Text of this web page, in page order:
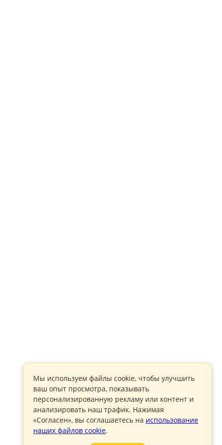
Мы используем файлы cookie, чтобы улучшить
ваш опыт просмотра, показывать
персонализированную рекламу или контент и
анализировать наш трафик. Нажимая
«Согласен», вы соглашаетесь на использование
наших файлов cookie.